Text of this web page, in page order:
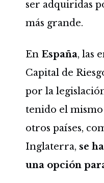
ser adquiridas
más grande.
En España, las
Capital de
por la
tenido el
otros países,
Inglaterra, se
una opción